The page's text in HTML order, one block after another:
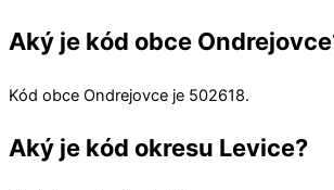
Aký je kód obce
Kód obce Ondrejovce je 502618.
Aký je kód okresu Levice?